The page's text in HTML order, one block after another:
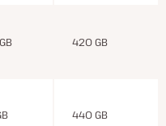
420 GB
440 GB